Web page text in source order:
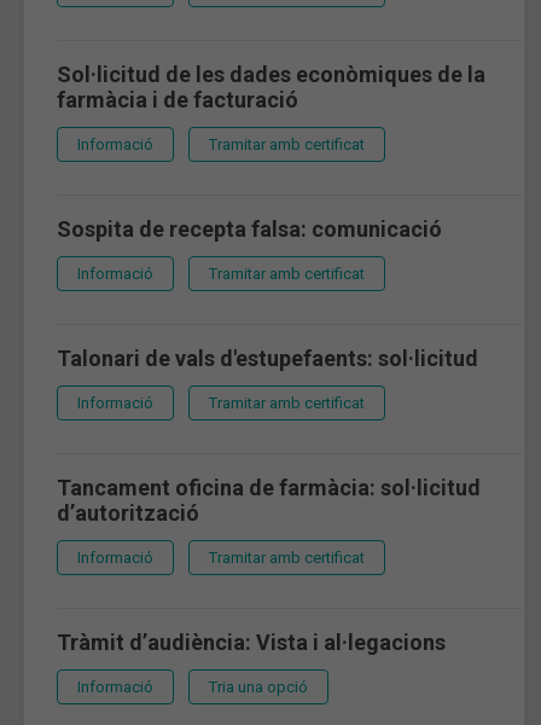
Sol·licitud de les dades econòmiques de la
farmàcia i de facturació
Informació Tramitar amb certificat
Sospita de recepta falsa: comunicació
Informació Tramitar amb certificat
Talonari de vals d'estupefaents: sol·licitud
Informació Tramitar amb certificat
Tancament oficina de farmàcia: sol·licitud
d’autorització
Informació Tramitar amb certificat
Tràmit d’audiència: Vista i al·legacions
Informació Tria una opció